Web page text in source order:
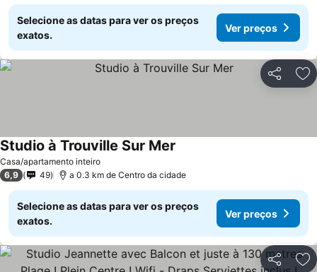
Selecione as datas para ver os preços
exatos.
Ver preços
Partilhar
Casa/apartamento inteiro
Studio à Trouville Sur Mer
6,9 49 a 0.3 km de Centro da cidade
Selecione as datas para ver os preços
exatos.
Ver preços
Partilhar